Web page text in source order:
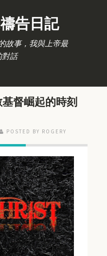
告日記
故事，我與上帝最
對話
督崛起的時刻
POSTED BY ROGERY